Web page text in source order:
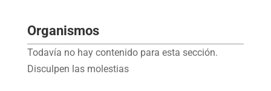
Organismos
Todavía no hay contenido para esta sección.
Disculpen las molestias